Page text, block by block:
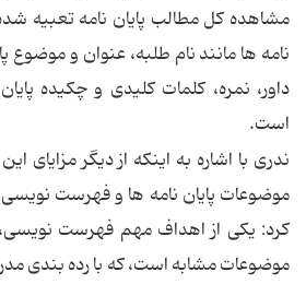
مشاهده کل مطالب پایان نامه تعبیه
نامه ها مانند نام طلبه، عنوان و موضوع
داور، نمره، کلمات کلیدی و چکیده
است.
ندری با اشاره به اینکه از دیگر مزایای
موضوعات پایان نامه ها و فهرست
کرد: یکی از اهداف مهم فهرست نویسی،
موضوعات مشابه است، که با رده بندی